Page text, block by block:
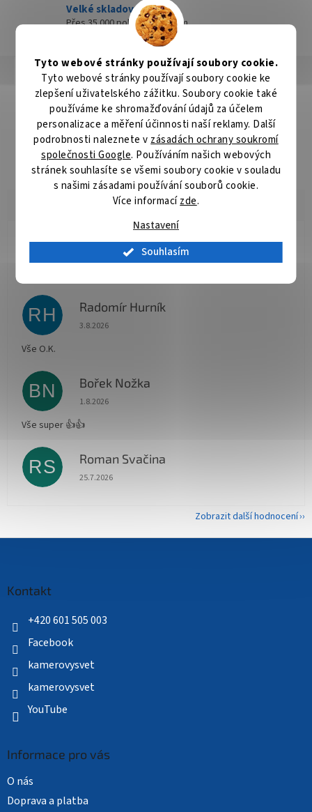
Tyto webové stránky používají soubory cookie.
Tyto webové stránky používají soubory cookie ke
zlepšení uživatelského zážitku. Soubory cookie také
používáme ke shromažďování údajů za účelem
personalizace a měření účinnosti naší reklamy. Další
podrobnosti naleznete v zásadách ochrany soukromí
společnosti Google. Používáním našich webových
stránek souhlasíte se všemi soubory cookie v souladu
s našimi zásadami používání souborů cookie.
Více informacízde.
Nastavení
Souhlasím
Velké skladové zásoby
Přes 35 000 položek skladem
Popis Hodnocení Diskuze
Detailní popis produktu
Prémiová řada pilových kotoučů pro řezání dřeva pokosovými
pilami. Konstrukce kotoučů je upravená pro velmi tichý a čistý
řez bez vibrací.
Jana Koukalová
Hodnocení obchodu je 5 z 5 hvězdiček.
9.8.2026
RH Radomír Hurník
Hodnocení obchodu je 5 z 5 hvězdiček.
3.8.2026
Vše O.K.
BN Bořek Nožka
Hodnocení obchodu je 5 z 5 hvězdiček.
1.8.2026
Vše super 👍👍
RS Roman Svačina
Hodnocení obchodu je 5 z 5 hvězdiček.
25.7.2026
Zobrazit další hodnocení
Kontakt
+420 601 505 003
Facebook
kamerovysvet
kamerovysvet
YouTube
Informace pro vás
O nás
Doprava a platba